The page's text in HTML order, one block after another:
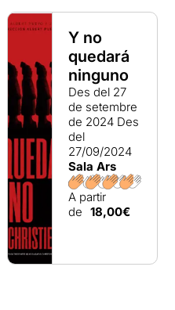
Y no
quedará
ninguno
Des del 27
de setembre
de 2024 Des
del
27/09/2024
Sala Ars
A partir
de 18,00€